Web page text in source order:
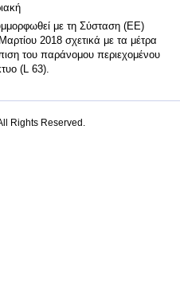
με τη Σύσταση (ΕΕ)
2018 σχετικά με τα μέτρα
του παράνομου περιεχομένου
(L 63).
Rights Reserved.